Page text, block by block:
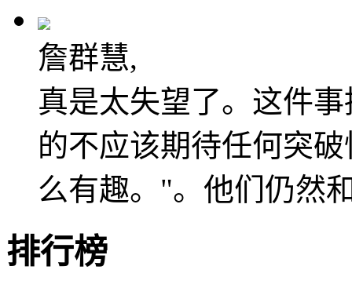
詹群慧,
真是太失望了。这件
的不应该期待任何突
么有趣。"。他们仍然
排行榜